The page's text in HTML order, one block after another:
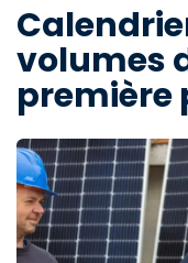
volumes
première